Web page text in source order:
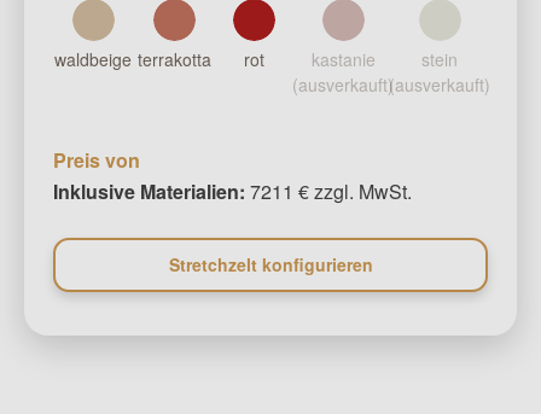
waldbeige terrakotta rot
kastanie
(ausverkauft)
stein
(ausverkauft)
Preis von
Inklusive Materialien: 7211 € zzgl. MwSt.
Stretchzelt konfigurieren